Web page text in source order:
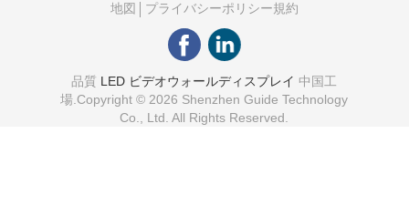
地図
プライバシーポリシー規約
品質 LED ビデオウォールディスプレイ 中国工
場.Copyright © 2026 Shenzhen Guide Technology
Co., Ltd. All Rights Reserved.